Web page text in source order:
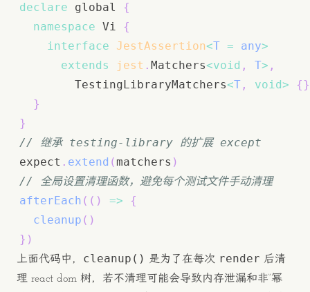
declare global {
namespace Vi {
interface
JestAssertion<T = any>
extends
jest . Matchers<void , T> ,
        TestingLibraryMatchers
<T , void> {}
}
}
// 继承 testing-library 的扩展 except
expect . extend (matchers )
// 全局设置清理函数，避免每个测试文件手动清理
afterEach ( ( ) =>
{
cleanup ( )
} )
上面代码中， cleanup() 是为了在每次 render 后清
理 react dom 树，若不清理可能会导致内存泄漏和非“幂